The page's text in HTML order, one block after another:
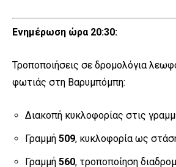
Ενημέρωση ώρα 20:30:
Τροποποιήσεις σε δρομολόγια
φωτιάς στη Βαρυμπόμπη:
Διακοπή κυκλοφορίας στις
Γραμμή 509, κυκλοφορία ως
Γραμμή 560, τροποποίηση